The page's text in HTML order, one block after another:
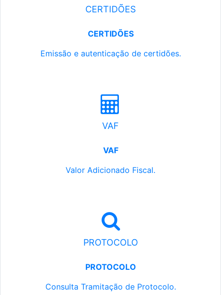
CERTIDÕES
CERTIDÕES
Emissão e autenticação de certidões.
VAF
VAF
Valor Adicionado Fiscal.
PROTOCOLO
PROTOCOLO
Consulta Tramitação de Protocolo.